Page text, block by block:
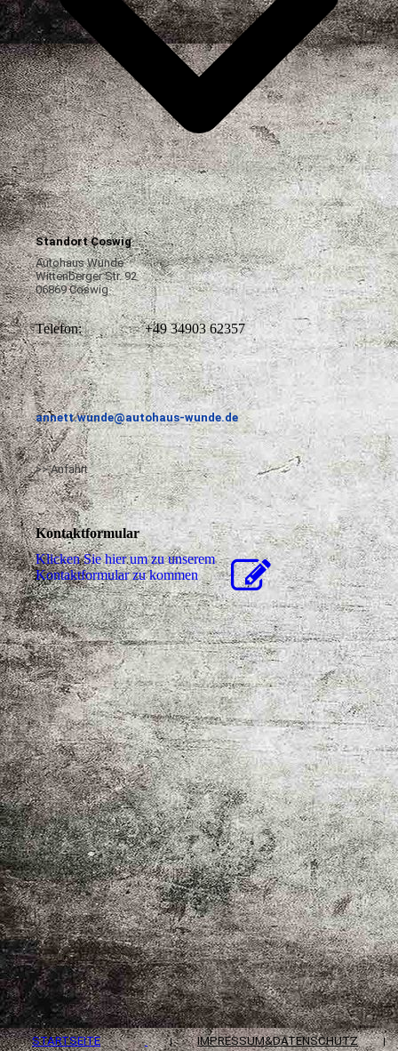
Standort Coswig
Autohaus Wunde
Wittenberger Str. 92
06869 Coswig
Telefon: +49 34903 62357
annett.wunde@autohaus-wunde.de
>> Anfahrt
Kontaktformular
Klicken Sie hier um zu unserem
Kon­takt­for­mu­lar zu kommen
STARTSEITE | IMPRESSUM&DATENSCHUTZ |